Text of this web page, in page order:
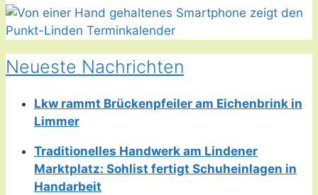
Neueste Nachrichten
Lkw rammt Brückenpfeiler am Eichenbrink in
Limmer
Traditionelles Handwerk am Lindener
Marktplatz: Sohlist fertigt Schuheinlagen in
Handarbeit